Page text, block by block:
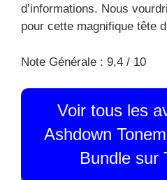
d’informations. Nous
pour cette magnifique tête
Note Générale : 9,4 / 10
Voir tous les
Ashdown
Bundle sur